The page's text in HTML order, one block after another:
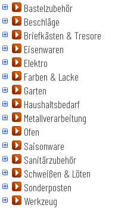
Bastelzubehör
Beschläge
Briefkästen & Tresore
Eisenwaren
Elektro
Farben & Lacke
Garten
Haushaltsbedarf
Metallverarbeitung
Ofen
Saisonware
Sanitärzubehör
Schweißen & Löten
Sonderposten
Werkzeug